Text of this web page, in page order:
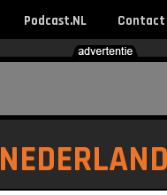
Podcast.NL Contact